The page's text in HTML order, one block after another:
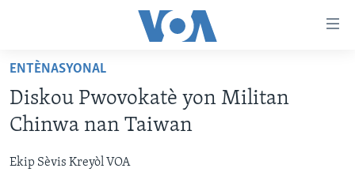
Skip
main
content
to
AYITI
LÈZETAZINI
ENTÈNASYONAL
ENTÈNASYONAL
Diskou Pwovokatè yon Militan
Chinwa nan Taiwan
Ekip Sèvis Kreyòl VOA